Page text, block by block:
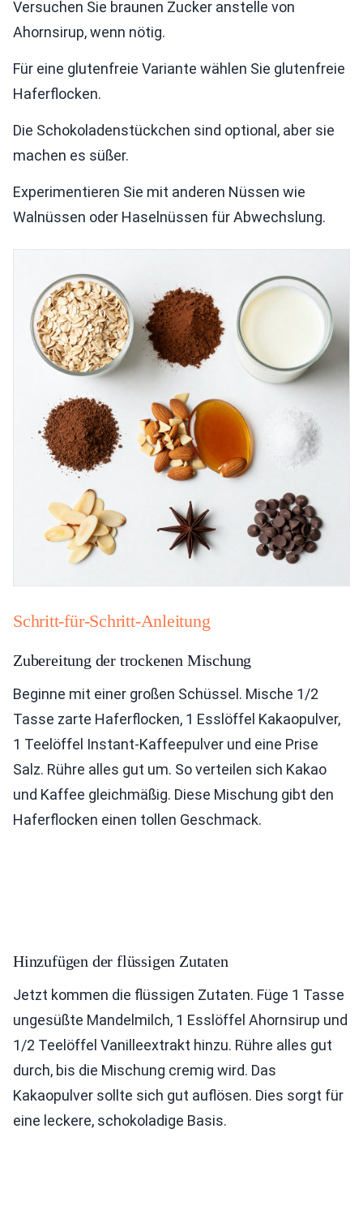
Versuchen Sie braunen Zucker anstelle von
Ahornsirup, wenn nötig.
Für eine glutenfreie Variante wählen Sie glutenfreie
Haferflocken.
Die Schokoladenstückchen sind optional, aber sie
machen es süßer.
Experimentieren Sie mit anderen Nüssen wie
Walnüssen oder Haselnüssen für Abwechslung.
Schritt-für-Schritt-Anleitung
Zubereitung der trockenen Mischung
Beginne mit einer großen Schüssel. Mische 1/2
Tasse zarte Haferflocken, 1 Esslöffel Kakaopulver,
1 Teelöffel Instant-Kaffeepulver und eine Prise
Salz. Rühre alles gut um. So verteilen sich Kakao
und Kaffee gleichmäßig. Diese Mischung gibt den
Haferflocken einen tollen Geschmack.
Hinzufügen der flüssigen Zutaten
Jetzt kommen die flüssigen Zutaten. Füge 1 Tasse
ungesüßte Mandelmilch, 1 Esslöffel Ahornsirup und
1/2 Teelöffel Vanilleextrakt hinzu. Rühre alles gut
durch, bis die Mischung cremig wird. Das
Kakaopulver sollte sich gut auflösen. Dies sorgt für
eine leckere, schokoladige Basis.